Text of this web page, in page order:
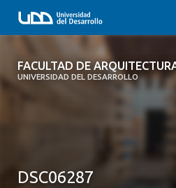
FACULTAD DE
UNIVERSIDAD DEL DESARROLLO
FACULTAD DE
DSC06287